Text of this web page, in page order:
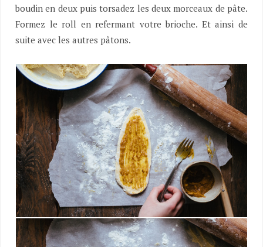
boudin en deux puis torsadez les deux morceaux de pâte.
Formez le roll en refermant votre brioche. Et ainsi de
suite avec les autres pâtons.